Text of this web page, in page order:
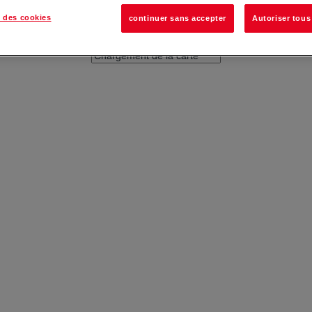
des cookies continuer sans accepter Autoriser tous